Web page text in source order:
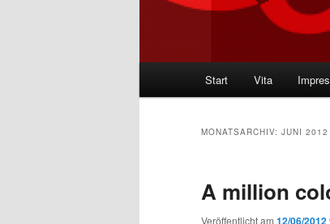
Start Vita
MONATSARCHIV: JUNI 2012
A million
Veröffentlicht am 12/06/2012